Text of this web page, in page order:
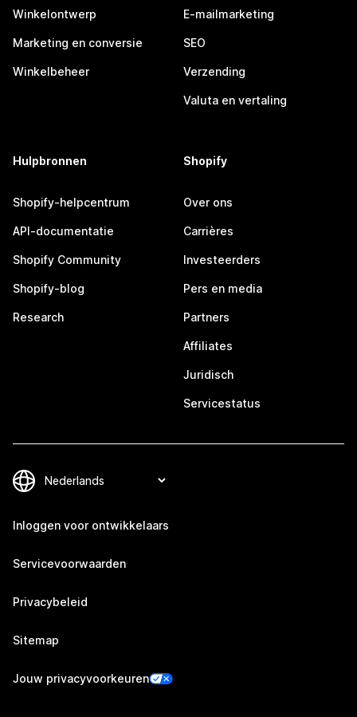
Winkelontwerp
Marketing en conversie
Winkelbeheer
E-mailmarketing
SEO
Verzending
Valuta en vertaling
Hulpbronnen
Shopify-helpcentrum
API-documentatie
Shopify Community
Shopify-blog
Research
Shopify
Over ons
Carrières
Investeerders
Pers en media
Partners
Affiliates
Juridisch
Servicestatus
Inloggen voor ontwikkelaars
Servicevoorwaarden
Privacybeleid
Sitemap
Jouw privacyvoorkeuren